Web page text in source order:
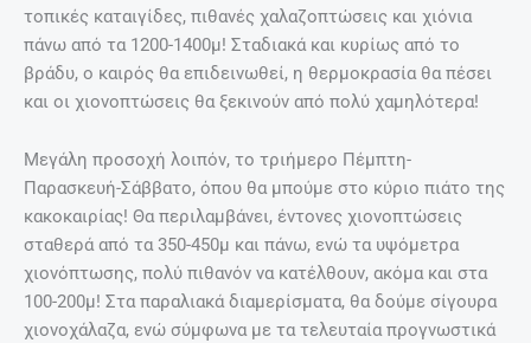
τοπικές καταιγίδες, πιθανές χαλαζοπτώσεις και χιόνια
πάνω από τα 1200-1400μ! Σταδιακά και κυρίως από το
βράδυ, ο καιρός θα επιδεινωθεί, η θερμοκρασία θα πέσει
και οι χιονοπτώσεις θα ξεκινούν από πολύ χαμηλότερα!
Μεγάλη προσοχή λοιπόν, το τριήμερο Πέμπτη-
Παρασκευή-Σάββατο, όπου θα μπούμε στο κύριο πιάτο της
κακοκαιρίας! Θα περιλαμβάνει, έντονες χιονοπτώσεις
σταθερά από τα 350-450μ και πάνω, ενώ τα υψόμετρα
χιονόπτωσης, πολύ πιθανόν να κατέλθουν, ακόμα και στα
100-200μ! Στα παραλιακά διαμερίσματα, θα δούμε σίγουρα
χιονοχάλαζα, ενώ σύμφωνα με τα τελευταία προγνωστικά